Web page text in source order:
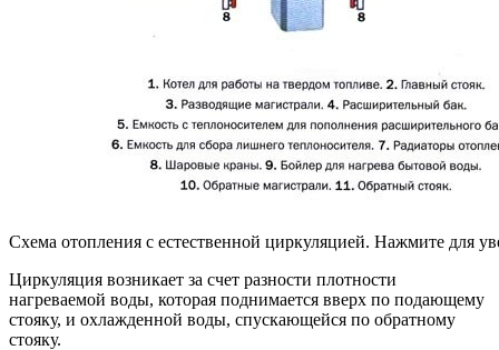
Схема отопления с естественной циркуляцией. Нажмите для
Циркуляция возникает за счет разности плотности
нагреваемой воды, которая поднимается вверх по подающему
стояку, и охлажденной воды, спускающейся по обратному
стояку.